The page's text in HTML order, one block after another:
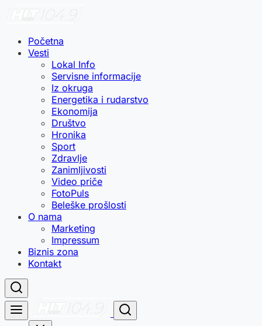
Početna
Vesti
Lokal Info
Servisne informacije
Iz okruga
Energetika i rudarstvo
Ekonomija
Društvo
Hronika
Sport
Zdravlje
Zanimljivosti
Video priče
FotoPuls
Beleške prošlosti
O nama
Marketing
Impressum
Biznis zona
Kontakt